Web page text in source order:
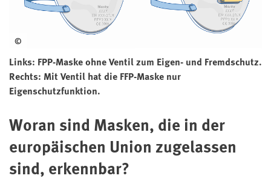
©
Links: FPP-Maske ohne Ventil zum Eigen- und Fremdschutz.
Rechts: Mit Ventil hat die FFP-Maske nur
Eigenschutzfunktion.
Woran sind Masken, die in der
europäischen Union zugelassen
sind, erkennbar?